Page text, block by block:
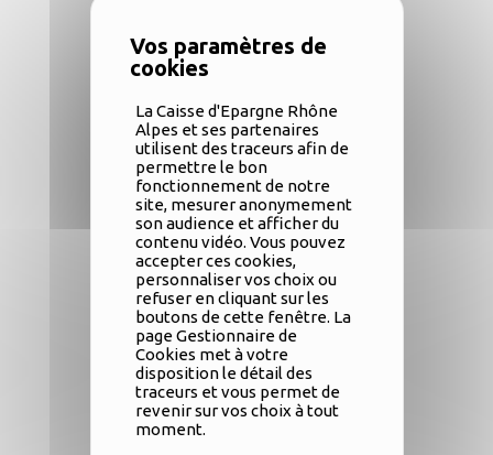
Télécharger
La Caisse d'Epargne Rhône
Alpes et ses partenaires
utilisent des traceurs afin de
permettre le bon
fonctionnement de notre
site, mesurer anonymement
son audience et afficher du
contenu vidéo. Vous pouvez
accepter ces cookies,
personnaliser vos choix ou
refuser en cliquant sur les
boutons de cette fenêtre. La
page Gestionnaire de
Cookies met à votre
disposition le détail des
traceurs et vous permet de
revenir sur vos choix à tout
moment.